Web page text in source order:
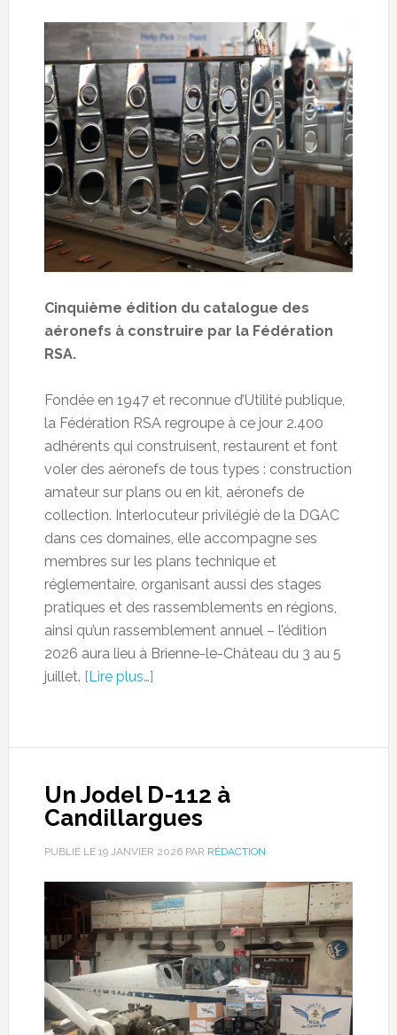
Cinquième édition du catalogue des
aéronefs à construire par la Fédération
RSA.
Fondée en 1947 et reconnue d’Utilité publique,
la Fédération RSA regroupe à ce jour 2.400
adhérents qui construisent, restaurent et font
voler des aéronefs de tous types : construction
amateur sur plans ou en kit, aéronefs de
collection. Interlocuteur privilégié de la DGAC
dans ces domaines, elle accompagne ses
membres sur les plans technique et
réglementaire, organisant aussi des stages
pratiques et des rassemblements en régions,
ainsi qu’un rassemblement annuel – l’édition
2026 aura lieu à Brienne-le-Château du 3 au 5
juillet. [Lire plus…]
Un Jodel D-112 à
Candillargues
PUBLIÉ LE 19 JANVIER 2026PAR RÉDACTION